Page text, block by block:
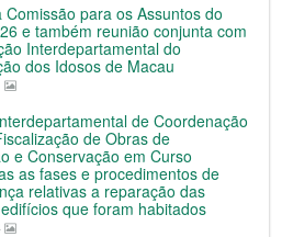
Comissão para os Assuntos do
e também reunião conjunta com
Interdepartamental do
dos Idosos de Macau
de Coordenação
de Obras de
e Conservação em Curso
as fases e procedimentos de
relativas a reparação das
que foram habitados